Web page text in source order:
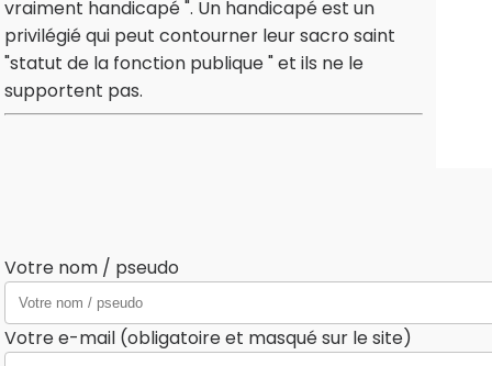
vraiment handicapé ". Un handicapé est un
privilégié qui peut contourner leur sacro saint
"statut de la fonction publique " et ils ne le
supportent pas.
Votre nom / pseudo
Votre e-mail (obligatoire et masqué sur le site)